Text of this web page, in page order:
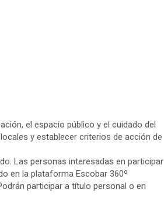
el espacio público y el cuidado del
y establecer criterios de acción de
Las personas interesadas en participar
en la plataforma Escobar 360º
participar a título personal o en